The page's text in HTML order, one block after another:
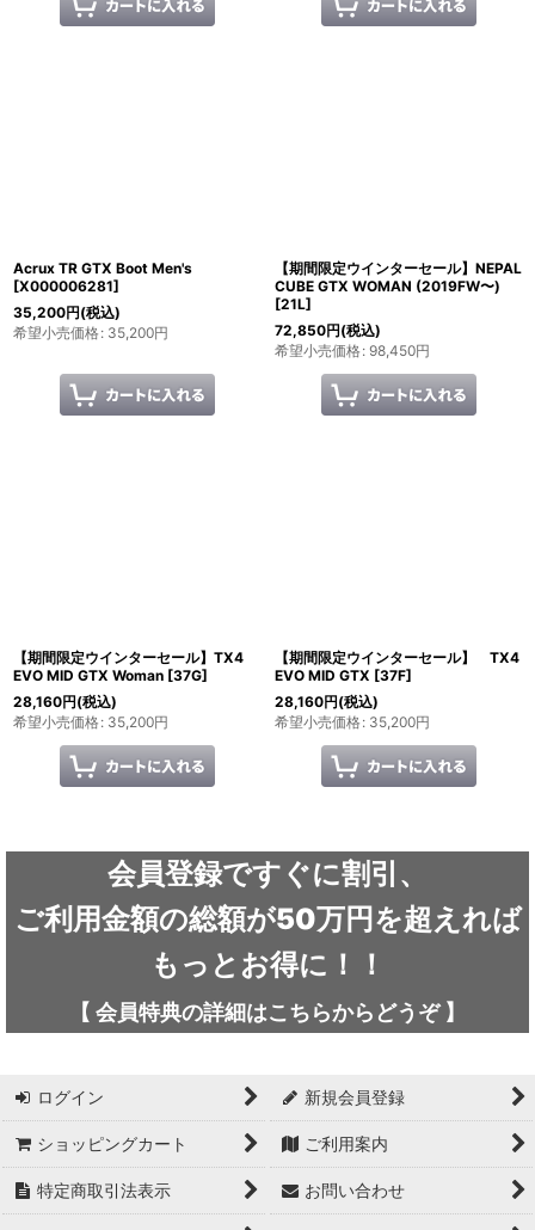
Acrux TR GTX Boot Men's
[X000006281]
35,200円(税込)
希望小売価格: 35,200円
【期間限定ウインターセール】NEPAL
CUBE GTX WOMAN (2019FW〜)
[21L]
72,850円(税込)
希望小売価格: 98,450円
【期間限定ウインターセール】TX4
EVO MID GTX Woman [37G]
28,160円(税込)
希望小売価格: 35,200円
【期間限定ウインターセール】 TX4
EVO MID GTX [37F]
28,160円(税込)
希望小売価格: 35,200円
会員登録ですぐに割引、
ご利用金額の総額が50万円を超えれば
もっとお得に！！
【 会員特典の詳細はこちらから どうぞ】
ログイン 新規会員登録
ショッピングカート ご利用案内
特定商取引法表示 お問い合わせ